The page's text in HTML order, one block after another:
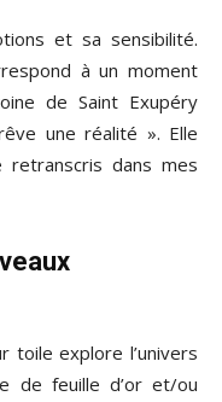
et sa sensibilité.
à un moment
de Saint Exupéry
une réalité ». Elle
dans mes
toile explore l’univers
de feuille d’or et/ou